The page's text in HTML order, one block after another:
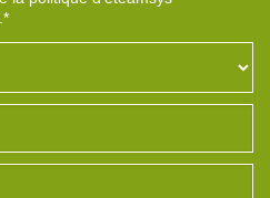
.*